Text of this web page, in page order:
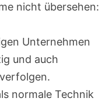
nicht übersehen:
Unternehmen
und auch
normale Technik